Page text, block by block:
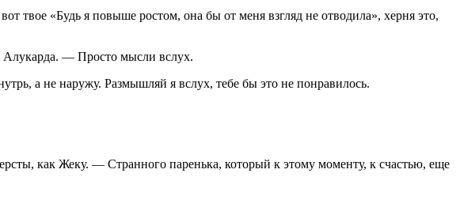
твое «Будь я повыше ростом, она бы от меня взгляд не отводила», херня это,
Алукарда. — Просто мысли вслух.
а не наружу. Размышляй я вслух, тебе бы это не понравилось.
как Жеку. — Странного паренька, который к этому моменту, к счастью, еще